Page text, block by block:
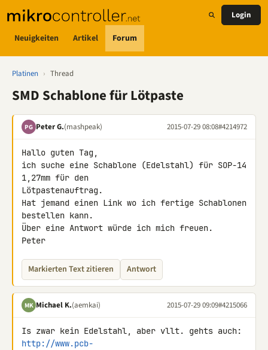
Neuigkeiten Artikel Forum
Login
Platinen › Thread
SMD Schablone für Lötpaste
PG Peter G.(mashpeak) 2015-07-29 08:08#4214972
Hallo guten Tag,
ich suche eine Schablone (Edelstahl) für SOP-14
1,27mm für den
Lötpastenauftrag.
Hat jemand einen Link wo ich fertige Schablonen
bestellen kann.
Über eine Antwort würde ich mich freuen.
Peter
Markierten Text zitieren Antwort
MK Michael K.(aemkai) 2015-07-29 09:09#4215066
http://www.pcb-